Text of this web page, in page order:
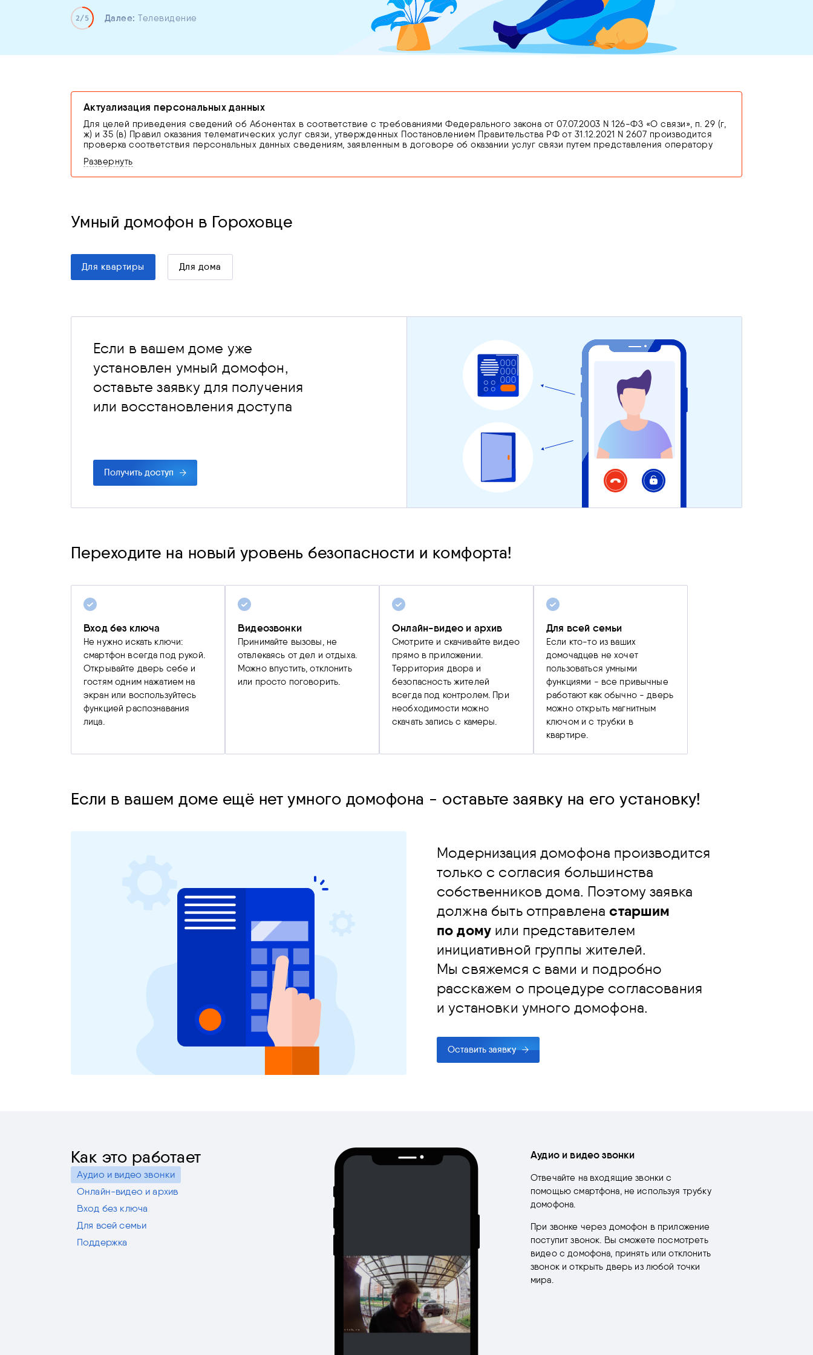
2/5 Далее: Телевидение
Актуализация персональных данных
Для целей приведения сведений об Абонентах в соответствие с требованиями Федерального закона от 07.07.2003 N 126-ФЗ «О связи», п. 29 (г,
ж) и 35 (в) Правил оказания телематических услуг связи, утвержденных Постановлением Правительства РФ от 31.12.2021 N 2607 производится
проверка соответствия персональных данных сведениям, заявленным в договоре об оказании услуг связи путем представления оператору
В случае невыполнения абонентом обязанности по подтверждению сведений или предоставления недостоверных сведений, оператор связи
оставляет за собой право приостановить оказание услуг связи вплоть до устранения нарушений на основании п. 3 ст. 44 Федерального закона
Развернуть
Умный домофон в Гороховце
Для квартиры Для дома
Если в вашем доме уже
установлен умный домофон,
оставьте заявку для получения
или восстановления доступа
Получить доступ
Переходите на новый уровень безопасности и комфорта!
Вход без ключа
Не нужно искать ключи:
смартфон всегда под рукой.
Открывайте дверь себе и
гостям одним нажатием на
экран или воспользуйтесь
функцией распознавания
лица.
Видеозвонки
Принимайте вызовы, не
отвлекаясь от дел и отдыха.
Можно впустить, отклонить
или просто поговорить.
Онлайн-видео и архив
Смотрите и скачивайте видео
прямо в приложении.
Территория двора и
безопасность жителей
всегда под контролем. При
необходимости можно
скачать запись с камеры.
Для всей семьи
Если кто-то из ваших
домочадцев не хочет
пользоваться умными
функциями - все привычные
работают как обычно - дверь
можно открыть магнитным
ключом и с трубки в
квартире.
Если в вашем доме ещё нет умного домофона - оставьте заявку на его установку!
Модернизация домофона производится
только с согласия большинства
собственников дома. Поэтому заявка
должна быть отправленастаршим
по дому или представителем
инициативной группы жителей.
Мы свяжемся с вами и подробно
расскажем о процедуре согласования
и установки умного домофона.
Оставить заявку
Как это работает
Аудио и видео звонки
Онлайн-видео и архив
Вход без ключа
Для всей семьи
Поддержка
Аудио и видео звонки
Отвечайте на входящие звонки с
помощью смартфона, не используя трубку
домофона.
При звонке через домофон в приложение
поступит звонок. Вы сможете посмотреть
видео с домофона, принять или отклонить
звонок и открыть дверь из любой точки
мира.